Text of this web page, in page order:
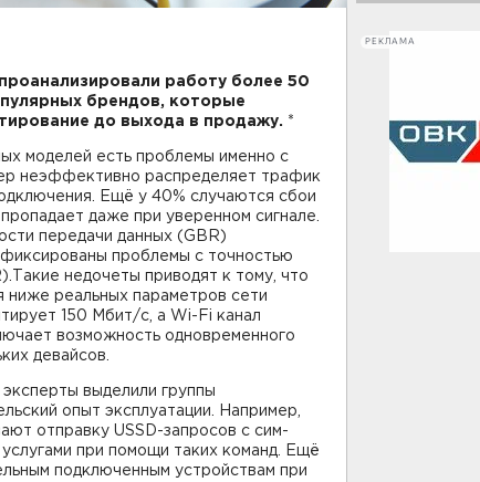
работу более 50
брендов, которые
до выхода в продажу. *
моделей есть проблемы именно с
неэффективно распределяет трафик
Ещё у 40% случаются сбои
даже при уверенном сигнале.
передачи данных (GBR)
проблемы с точностью
недочеты приводят к тому, что
ниже реальных параметров сети
150 Мбит/c, а Wi-Fi канал
возможность одновременного
девайсов.
выделили группы
опыт эксплуатации. Например,
отправку USSD-запросов с сим-
при помощи таких команд. Ещё
подключенным устройствам при
РЕКЛАМА